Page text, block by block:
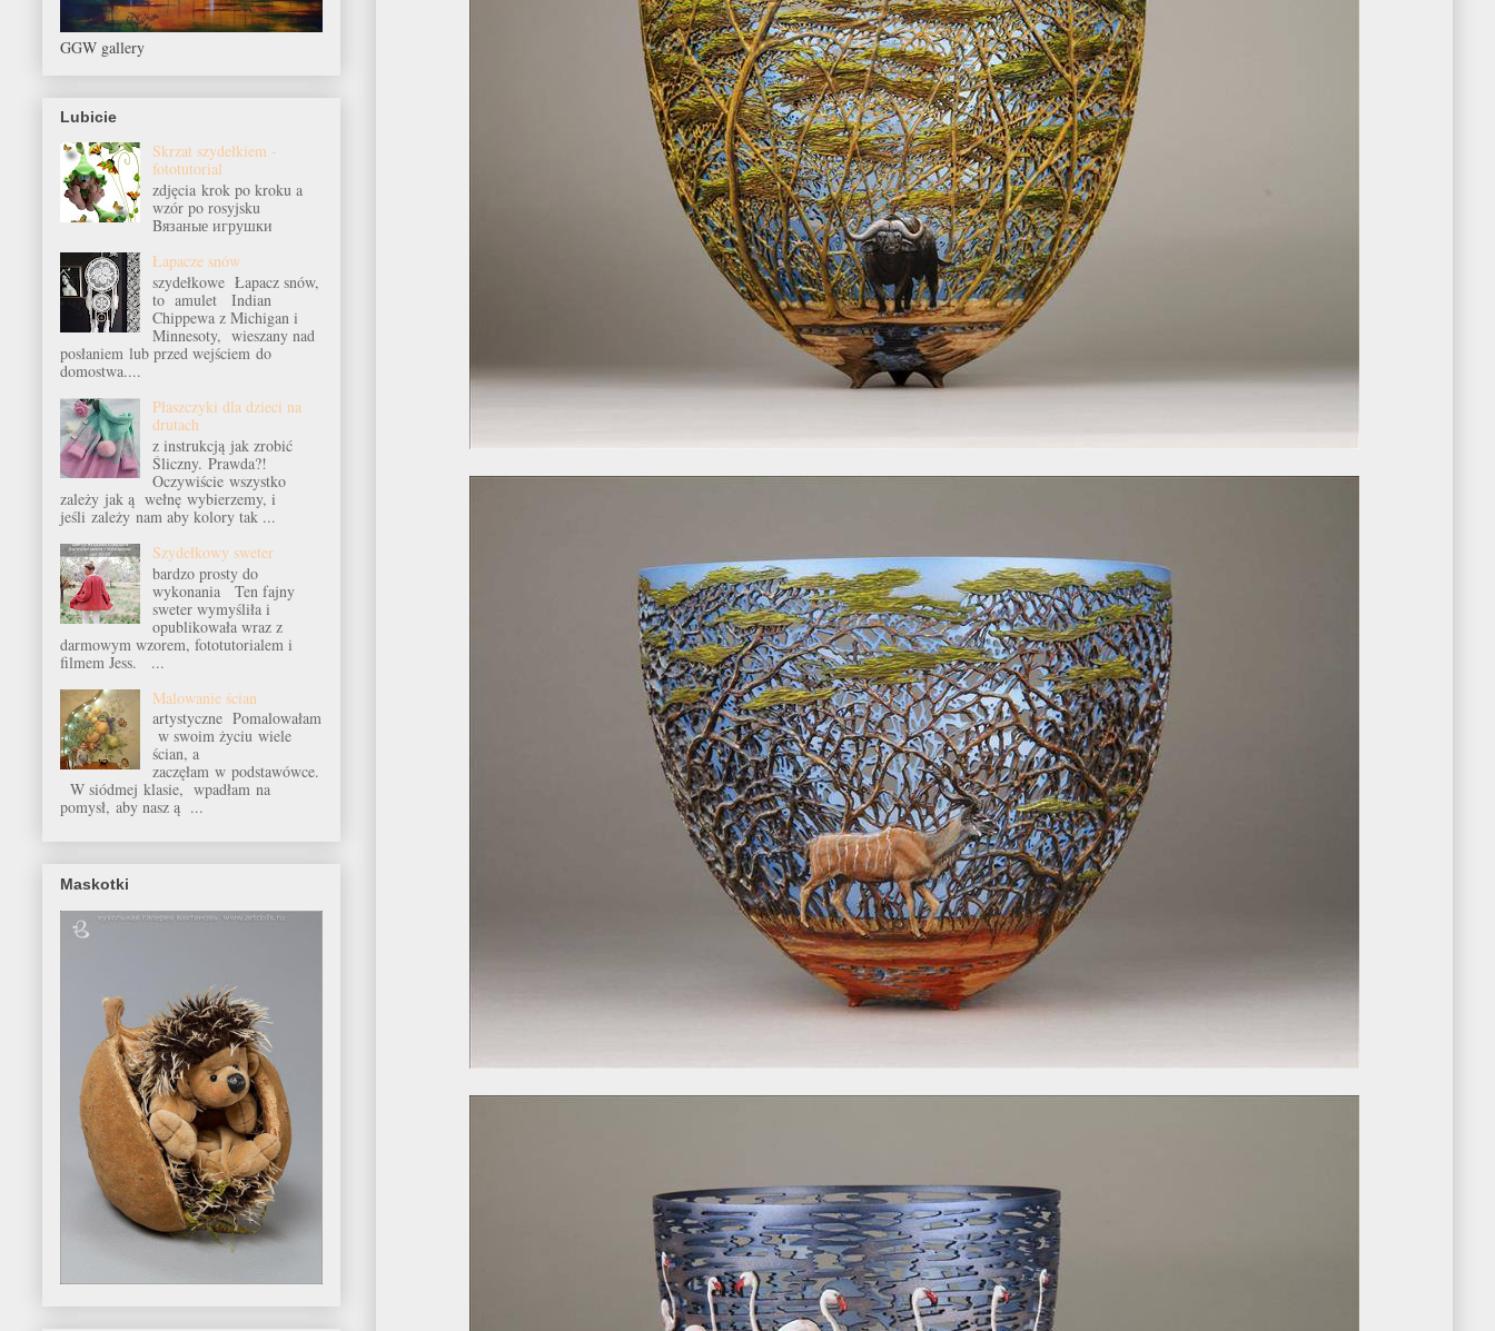
GGW gallery
Lubicie
Skrzat szydełkiem -
fototutorial
zdjęcia krok po kroku a
wzór po rosyjsku
Bязаные игрушки
Łapacze snów
szydełkowe Łapacz snów,
to amulet Indian
Chippewa z Michigan i
Minnesoty, wieszany nad
posłaniem lub przed wejściem do
domostwa....
Płaszczyki dla dzieci na
drutach
z instrukcją jak zrobić
Śliczny. Prawda?!
Oczywiście wszystko
zależy jak ą wełnę wybierzemy, i
jeśli zależy nam aby kolory tak ...
Szydełkowy sweter
bardzo prosty do
wykonania Ten fajny
sweter wymyśliła i
opublikowała wraz z
darmowym wzorem, fototutorialem i
filmem Jess. ...
Malowanie ścian
artystyczne Pomalowałam
w swoim życiu wiele
ścian, a
zaczęłam w podstawówce.
W siódmej klasie, wpadłam na
pomysł, aby nasz ą ...
Maskotki